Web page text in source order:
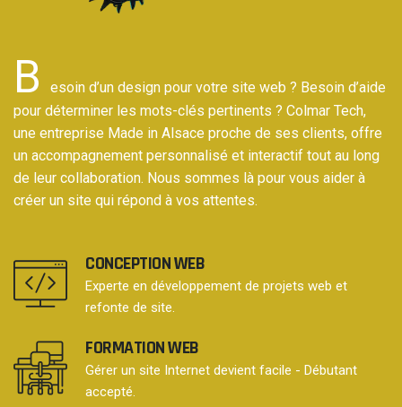
B
esoin d’un design pour votre site web ? Besoin d’aide
pour déterminer les mots-clés pertinents ? Colmar Tech,
une entreprise Made in Alsace proche de ses clients, offre
un accompagnement personnalisé et interactif tout au long
de leur collaboration. Nous sommes là pour vous aider à
créer un site qui répond à vos attentes.
CONCEPTION WEB
Experte en développement de projets web et
refonte de site.
FORMATION WEB
Gérer un site Internet devient facile - Débutant
accepté.